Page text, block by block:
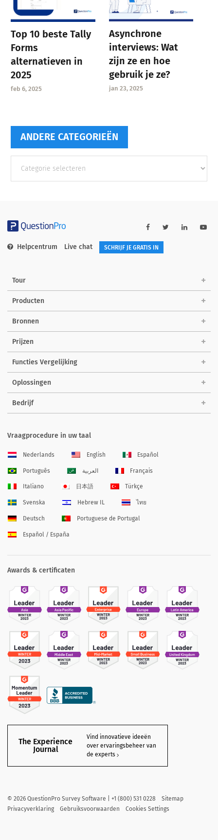
Top 10 beste Tally
Forms
alternatieven in
2025
feb 6, 2025
Asynchrone
interviews: Wat
zijn ze en hoe
gebruik je ze?
jan 23, 2025
ANDERE CATEGORIEËN
categorieën
Helpcentrum Live chat SCHRIJF JE GRATIS IN
Tour
Producten
Bronnen
Prijzen
Functies Vergelijking
Oplossingen
Bedrijf
Vraagprocedure in uw taal
Nederlands English Español
Português العربية Français
Italiano 日本語 Türkçe
Svenska Hebrew IL ไทย
Deutsch Portuguese de Portugal
Español / España
Awards & certificaten
The Experience
Journal
Vind innovatieve ideeën
over ervaringsbeheer van
de experts
© 2026 QuestionPro Survey Software | +1 (800) 531 0228
Sitemap
Privacyverklaring
Gebruiksvoorwaarden Cookies Settings